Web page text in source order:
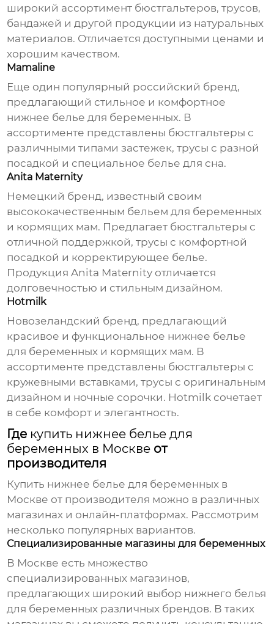
широкий ассортимент бюстгальтеров, трусов,
бандажей и другой продукции из натуральных
материалов. Отличается доступными ценами и
хорошим качеством.
Mamaline
Еще один популярный российский бренд,
предлагающий стильное и комфортное
нижнее белье для беременных. В
ассортименте представлены бюстгальтеры с
различными типами застежек, трусы с разной
посадкой и специальное белье для сна.
Anita Maternity
Немецкий бренд, известный своим
высококачественным бельем для беременных
и кормящих мам. Предлагает бюстгальтеры с
отличной поддержкой, трусы с комфортной
посадкой и корректирующее белье.
Продукция Anita Maternity отличается
долговечностью и стильным дизайном.
Hotmilk
Новозеландский бренд, предлагающий
красивое и функциональное нижнее белье
для беременных и кормящих мам. В
ассортименте представлены бюстгальтеры с
кружевными вставками, трусы с оригинальным
дизайном и ночные сорочки. Hotmilk сочетает
в себе комфорт и элегантность.
Где купить нижнее белье для
беременных в Москве от
производителя
Купить нижнее белье для беременных в
Москве от производителя можно в различных
магазинах и онлайн-платформах. Рассмотрим
несколько популярных вариантов.
Специализированные магазины для беременных
В Москве есть множество
специализированных магазинов,
предлагающих широкий выбор нижнего белья
для беременных различных брендов. В таких